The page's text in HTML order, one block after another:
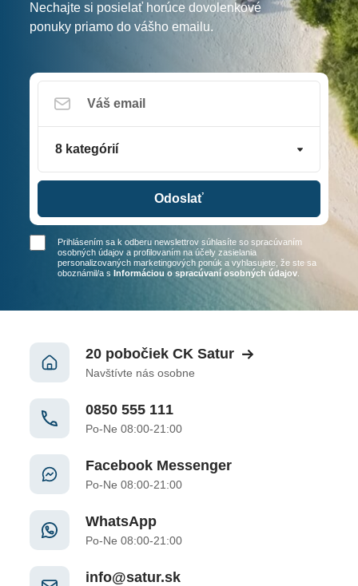
Nechajte si posielať horúce dovolenkové
ponuky priamo do vášho emailu.
8 kategórií
Odoslať
Prihlásením sa k odberu newslettrov súhlasíte so spracúvaním
osobných údajov a profilovaním na účely zasielania
personalizovaných marketingových ponúk a vyhlasujete, že ste sa
oboznámil/a s Informáciou o spracúvaní osobných údajov
20 pobočiek CK Satur
Navštívte nás osobne
0850 555 111
Po-Ne 08:00-21:00
Facebook Messenger
Po-Ne 08:00-21:00
WhatsApp
Po-Ne 08:00-21:00
info@satur.sk